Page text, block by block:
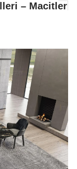
– Macitler